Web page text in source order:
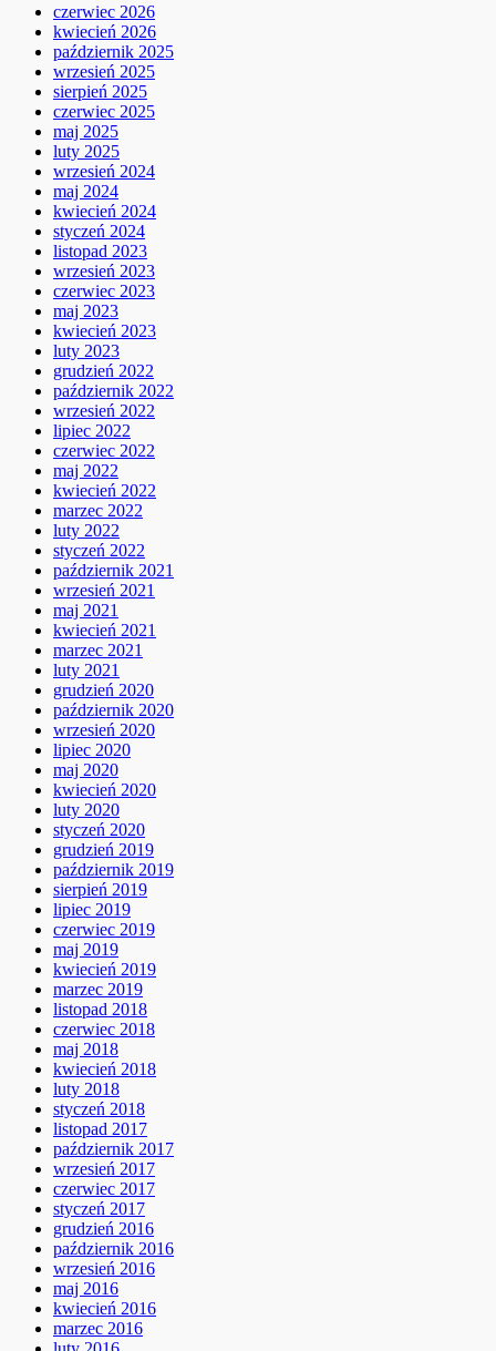
czerwiec 2026
kwiecień 2026
październik 2025
wrzesień 2025
sierpień 2025
czerwiec 2025
maj 2025
luty 2025
wrzesień 2024
maj 2024
kwiecień 2024
styczeń 2024
listopad 2023
wrzesień 2023
czerwiec 2023
maj 2023
kwiecień 2023
luty 2023
grudzień 2022
październik 2022
wrzesień 2022
lipiec 2022
czerwiec 2022
maj 2022
kwiecień 2022
marzec 2022
luty 2022
styczeń 2022
październik 2021
wrzesień 2021
maj 2021
kwiecień 2021
marzec 2021
luty 2021
grudzień 2020
październik 2020
wrzesień 2020
lipiec 2020
maj 2020
kwiecień 2020
luty 2020
styczeń 2020
grudzień 2019
październik 2019
sierpień 2019
lipiec 2019
czerwiec 2019
maj 2019
kwiecień 2019
marzec 2019
listopad 2018
czerwiec 2018
maj 2018
kwiecień 2018
luty 2018
styczeń 2018
listopad 2017
październik 2017
wrzesień 2017
czerwiec 2017
styczeń 2017
grudzień 2016
październik 2016
wrzesień 2016
maj 2016
kwiecień 2016
marzec 2016